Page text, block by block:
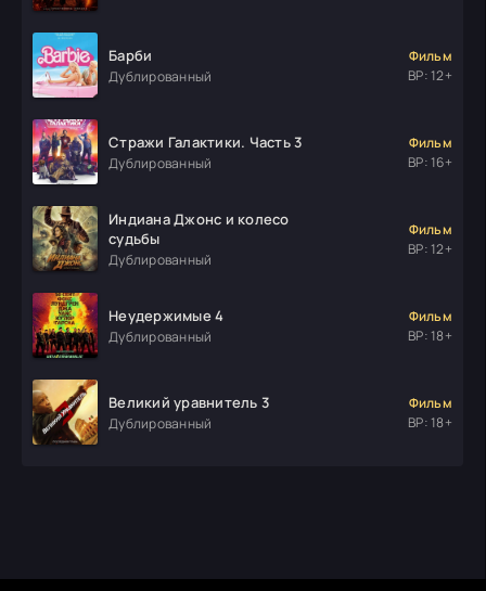
Барби
Дублированный
Фильм
ВР: 12+
Стражи Галактики. Часть 3
Дублированный
Фильм
ВР: 16+
Индиана Джонс и колесо
судьбы
Дублированный
Фильм
ВР: 12+
Неудержимые 4
Дублированный
Фильм
ВР: 18+
Великий уравнитель 3
Дублированный
Фильм
ВР: 18+